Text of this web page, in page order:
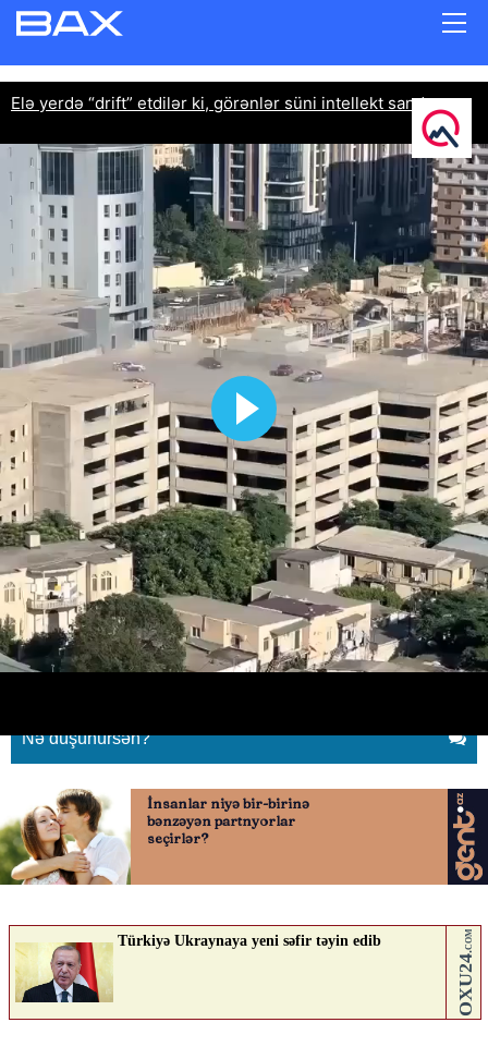
Elə yerdə “drift” etdilər ki,
görənlər süni intellekt sandı
06.06.2026 0
QAFQAZINFO.AZ ABUNƏ OL
Nə düşünürsən?